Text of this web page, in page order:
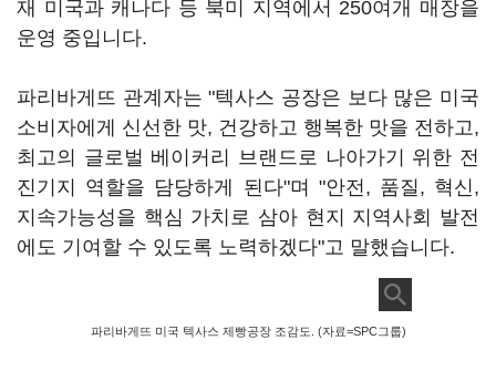
재 미국과 캐나다 등 북미 지역에서 250여개 매장을
운영 중입니다.
파리바게뜨 관계자는 "텍사스 공장은 보다 많은 미국
소비자에게 신선한 맛, 건강하고 행복한 맛을 전하고,
최고의 글로벌 베이커리 브랜드로 나아가기 위한 전
진기지 역할을 담당하게 된다"며 "안전, 품질, 혁신,
지속가능성을 핵심 가치로 삼아 현지 지역사회 발전
에도 기여할 수 있도록 노력하겠다"고 말했습니다.
파리바게뜨 미국 텍사스 제빵공장 조감도. (자료=SPC그룹)